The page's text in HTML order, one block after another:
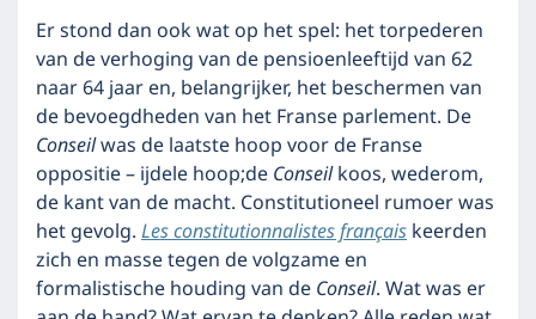
Er stond dan ook wat op het spel: het torpederen
van de verhoging van de pensioenleeftijd van 62
naar 64 jaar en, belangrijker, het beschermen van
de bevoegdheden van het Franse parlement. De
Conseilwas de laatste hoop voor de Franse
oppositie – ijdele hoop;deConseilkoos, wederom,
de kant van de macht. Constitutioneel rumoer was
het gevolg.Les constitutionnalistes françaiskeerden
zich en masse tegen de volgzame en
formalistische houding van deConseil. Wat was er